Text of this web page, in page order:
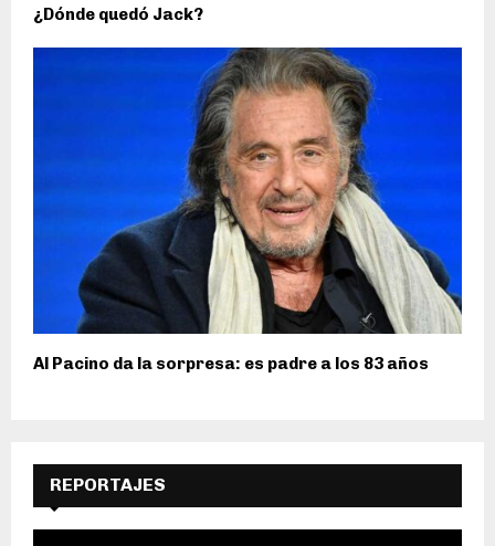
¿Dónde quedó Jack?
Al Pacino da la sorpresa: es padre a los 83 años
REPORTAJES